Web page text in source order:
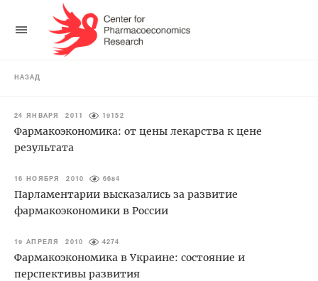
НАЗАД
24 ЯНВАРЯ 2011 19152
Фармакоэкономика: от цены лекарства к цене
результата
16 НОЯБРЯ 2010 6684
Парламентарии высказались за развитие
фармакоэкономики в России
19 АПРЕЛЯ 2010 4274
Фармакоэкономика в Украине: состояние и
перспективы развития